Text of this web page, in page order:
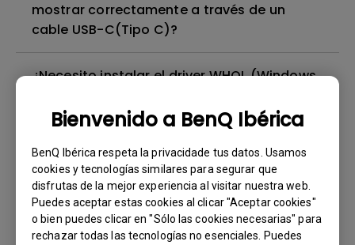
Bienvenido a BenQ Ibérica
BenQ Ibérica respeta la privacidade tus datos. Usamos
cookies y tecnologías similares para segurar que
disfrutas de la mejor experiencia al visitar nuestra web.
Puedes aceptar estas cookies al clicar "Aceptar cookies"
o bien puedes clicar en "Sólo las cookies necesarias" para
rechazar todas las tecnologías no esenciales. Puedes
mostrar correctamente a través de un
cable USB-C(Tipo C)?
¿Necesito instalar el driver WHQL (Windows
monitor de BenQ? ¿Hay una versión
¿Hay alguna película protectora o película
de plástico sobre la pantalla de mi monitor
de BenQ que deba quitarse?